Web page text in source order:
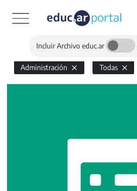
Incluir Archivo educ.ar
Administración Todas